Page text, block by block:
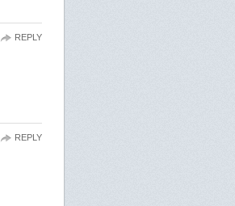
REPLY
REPLY